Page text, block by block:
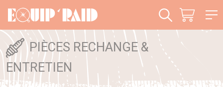
PIÈCES RECHANGE &
ENTRETIEN
Panneau de gestion des cookies